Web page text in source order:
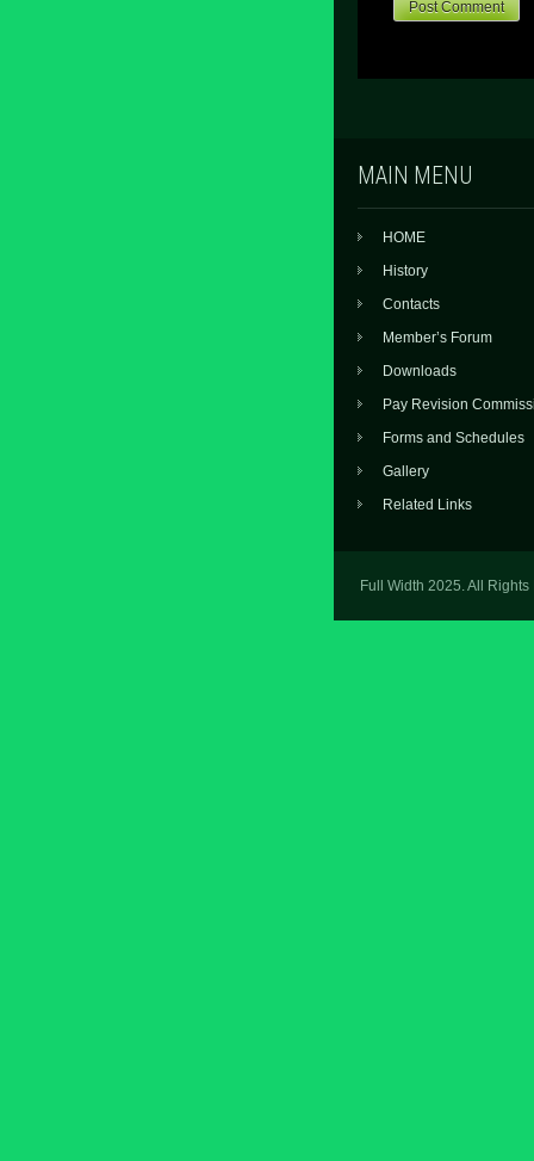
MAIN MENU
HOME
History
Contacts
Member’s Forum
Downloads
Pay Revision
Forms and Schedules
Gallery
Related Links
Full Width 2025. All Rights